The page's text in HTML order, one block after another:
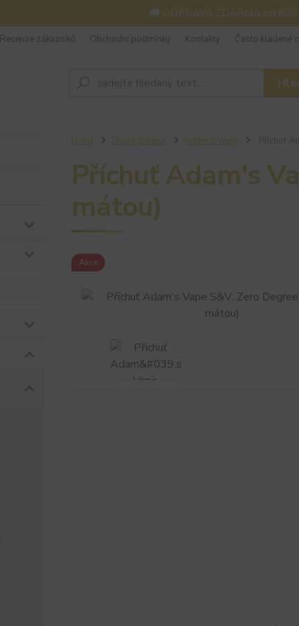
🚚 DOPRAVA ZDARMA od
Recenze zákazníků Obchodní podmínky Kontakty Často kladené
Úvod Shake & vape Adam's Vape
Příchuť Adam's
mátou)
Akce